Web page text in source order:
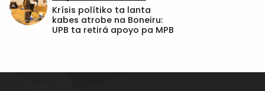
Krísis polítiko ta lanta
kabes atrobe na Boneiru:
UPB ta retirá apoyo pa MPB